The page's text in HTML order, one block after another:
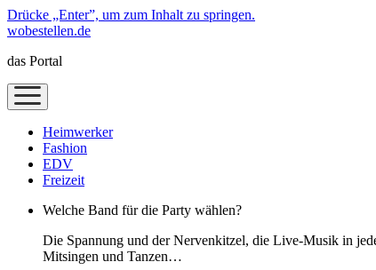
Drücke „Enter”, um zum Inhalt zu springen.
wobestellen.de
das Portal
Menü
öffnen
Heimwerker
Fashion
EDV
Freizeit
Welche Band für die Party wählen?
Die Spannung und der Nervenkitzel, die Live-Musik in
Mitsingen und Tanzen…